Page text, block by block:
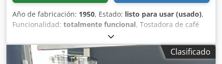
Año de fabricación: 1950, Estado: listo para usar (usado),
Funcionalidad: totalmente funcional, Tostadora de café
GW Barth Sirocco 200 en venta en Polonia Tostadora de
bolas por convección apta para café, cacao o frutos secos.
Dodpjy Ua Hyofx Aqijkr Desde 1900, GW Barth Ludwigsburg
Clasificado